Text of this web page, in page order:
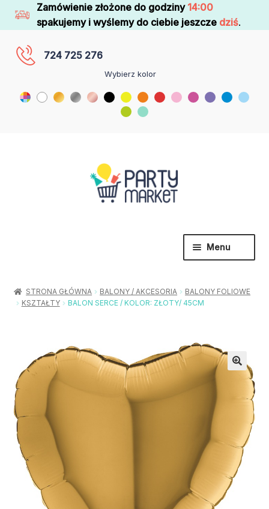
Zamówienie złożone do godziny 14:00
spakujemy i wyślemy do ciebie jeszcze dziś.
724 725 276
Wybierz kolor
Menu
menu
Urodziny / Imprezy
Stroje / Dodatki
Rozwiń
menu
Akcesoria Party
Moje konto
Koszyk
STRONA GŁÓWNA BALONY / AKCESORIA
BALONY FOLIOWE
KSZTAŁTY
BALON SERCE / KOLOR: ZŁOTY/ 45CM